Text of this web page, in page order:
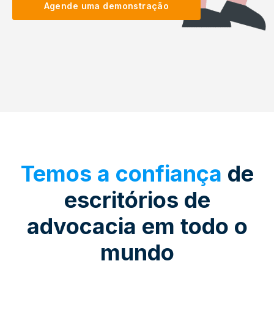
Agende uma demonstração
Temos a confiança de
escritórios de
advocacia em todo o
mundo